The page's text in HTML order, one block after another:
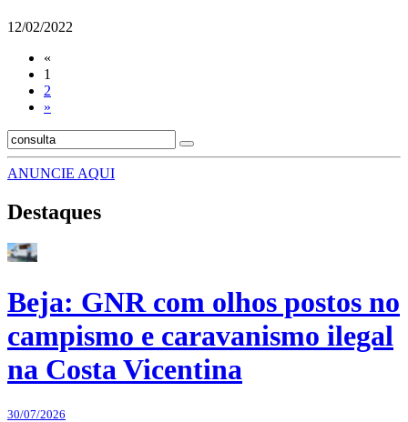
12/02/2022
«
1
2
»
ANUNCIE AQUI
Destaques
Beja: GNR com olhos postos no
campismo e caravanismo ilegal
na Costa Vicentina
30/07/2026